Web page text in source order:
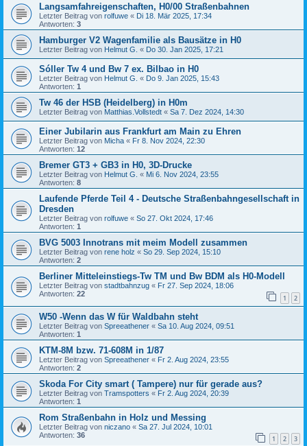
Langsamfahreigenschaften, H0/00 Straßenbahnen
Letzter Beitrag von rolfuwe « Di 18. Mär 2025, 17:34
Antworten: 3
Hamburger V2 Wagenfamilie als Bausätze in H0
Letzter Beitrag von Helmut G. « Do 30. Jan 2025, 17:21
Sóller Tw 4 und Bw 7 ex. Bilbao in H0
Letzter Beitrag von Helmut G. « Do 9. Jan 2025, 15:43
Antworten: 1
Tw 46 der HSB (Heidelberg) in H0m
Letzter Beitrag von Matthias.Vollstedt « Sa 7. Dez 2024, 14:30
Einer Jubilarin aus Frankfurt am Main zu Ehren
Letzter Beitrag von Micha « Fr 8. Nov 2024, 22:30
Antworten: 12
Bremer GT3 + GB3 in H0, 3D-Drucke
Letzter Beitrag von Helmut G. « Mi 6. Nov 2024, 23:55
Antworten: 8
Laufende Pferde Teil 4 - Deutsche Straßenbahngesellschaft in
Dresden
Letzter Beitrag von rolfuwe « So 27. Okt 2024, 17:46
Antworten: 1
BVG 5003 Innotrans mit meim Modell zusammen
Letzter Beitrag von rene holz « So 29. Sep 2024, 15:10
Antworten: 2
Berliner Mitteleinstiegs-Tw TM und Bw BDM als H0-Modell
Letzter Beitrag von stadtbahnzug « Fr 27. Sep 2024, 18:06
Antworten: 22 1 2
W50 -Wenn das W für Waldbahn steht
Letzter Beitrag von Spreeathener « Sa 10. Aug 2024, 09:51
Antworten: 1
KTM-8M bzw. 71-608M in 1/87
Letzter Beitrag von Spreeathener « Fr 2. Aug 2024, 23:55
Antworten: 2
Skoda For City smart ( Tampere) nur für gerade aus?
Letzter Beitrag von Tramspotters « Fr 2. Aug 2024, 20:39
Antworten: 1
Rom Straßenbahn in Holz und Messing
Letzter Beitrag von niczano « Sa 27. Jul 2024, 10:01
Antworten: 36 1 2 3